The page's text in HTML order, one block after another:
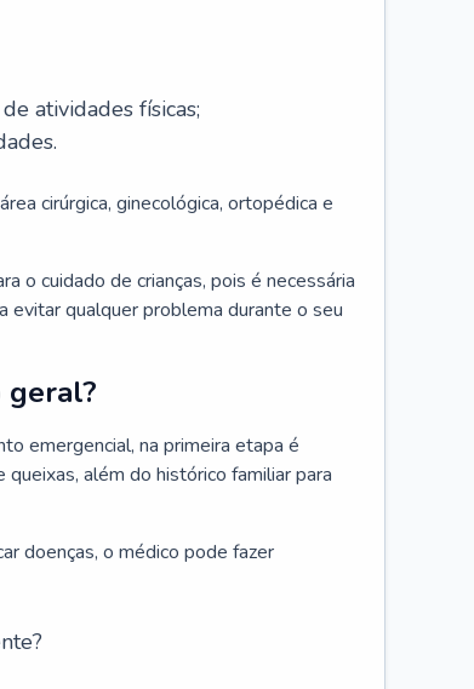
atividades físicas;
cirúrgica, ginecológica, ortopédica e
o cuidado de crianças, pois é necessária
evitar qualquer problema durante o seu
geral?
emergencial, na primeira etapa é
além do histórico familiar para
doenças, o médico pode fazer